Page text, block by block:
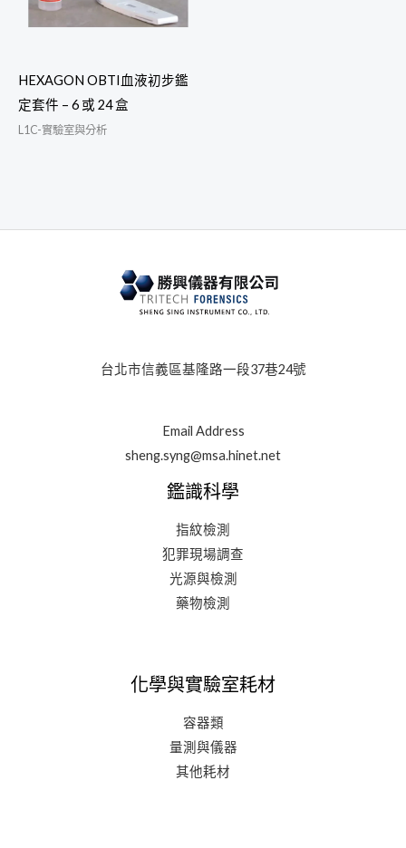
HEXAGON OBTI血液初步鑑
定套件 – 6 或 24 盒
L1C-實驗室與分析
台北市信義區基隆路一段37巷24號
Email Address
sheng.syng@msa.hinet.net
鑑識科學
指紋檢測
犯罪現場調查
光源與檢測
藥物檢測
化學與實驗室耗材
容器類
量測與儀器
其他耗材